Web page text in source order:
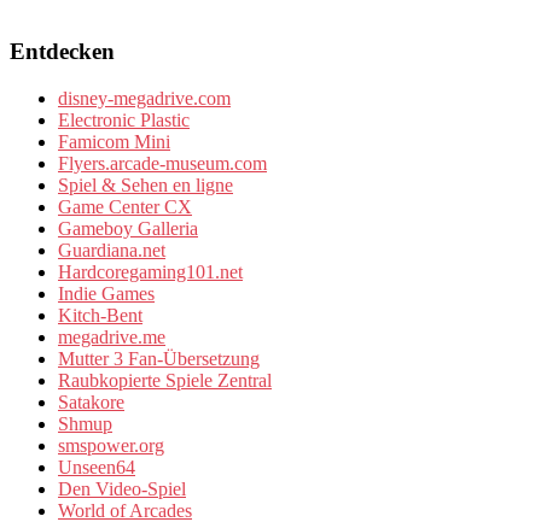
Entdecken
disney-megadrive.com
Electronic Plastic
Famicom Mini
Flyers.arcade-museum.com
Spiel & Sehen en ligne
Game Center CX
Gameboy Galleria
Guardiana.net
Hardcoregaming101.net
Indie Games
Kitch-Bent
megadrive.me
Mutter 3 Fan-Übersetzung
Raubkopierte Spiele Zentral
Satakore
Shmup
smspower.org
Unseen64
Den Video-Spiel
World of Arcades